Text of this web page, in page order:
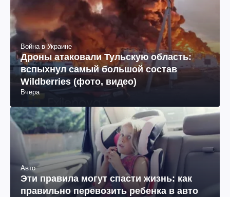
Война в Украине
Дроны атаковали Тульскую область:
вспыхнул самый большой состав
Wildberries (фото, видео)
Вчера
Авто
Эти правила могут спасти жизнь: как
правильно перевозить ребенка в авто